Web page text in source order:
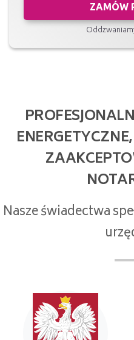
ZAMÓW
Nasze świadectwa